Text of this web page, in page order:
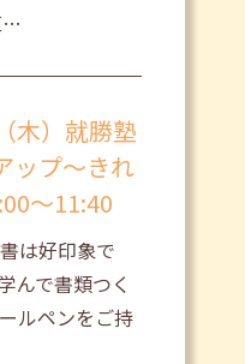
…
木）就勝塾
ップ～きれ
～11:40
は好印象で
んで書類つく
ルペンをご持